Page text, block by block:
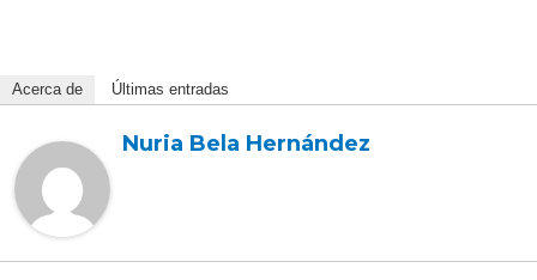
Acerca de Últimas entradas
Nuria Bela Hernández